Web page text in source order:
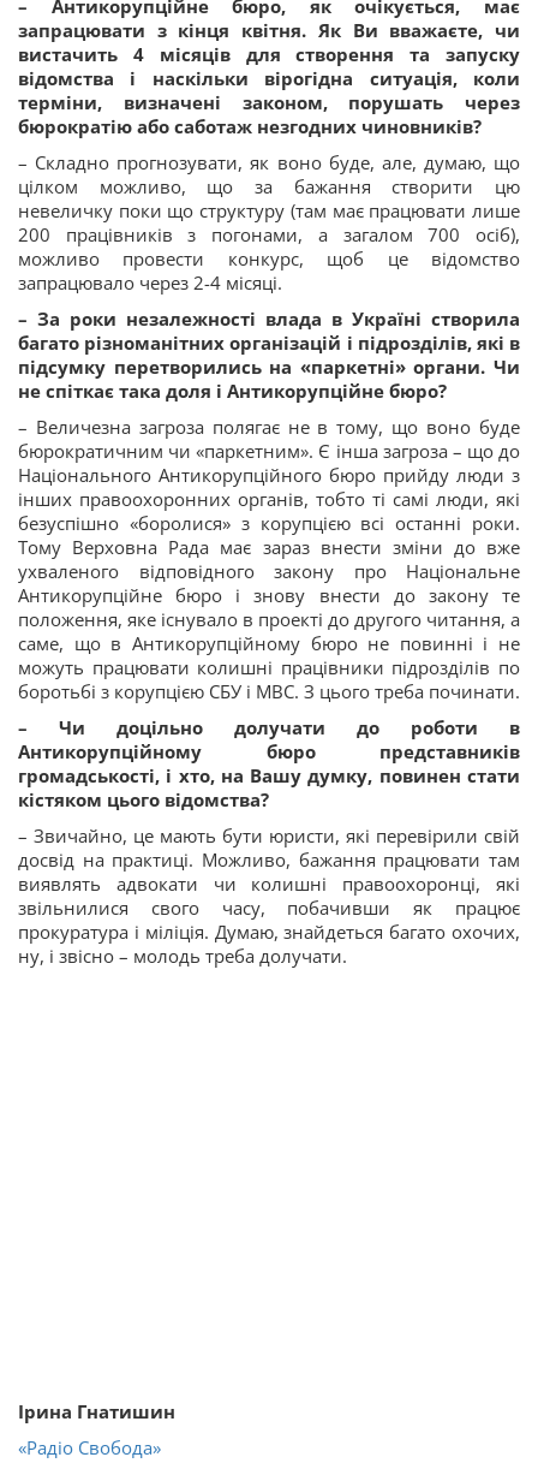
– Антикорупційне бюро, як очікується, має
запрацювати з кінця квітня. Як Ви вважаєте, чи
вистачить 4 місяців для створення та запуску
відомства і наскільки вірогідна ситуація, коли
терміни, визначені законом, порушать через
бюрократію або саботаж незгодних чиновників?
– Складно прогнозувати, як воно буде, але, думаю, що
цілком можливо, що за бажання створити цю
невеличку поки що структуру (там має працювати лише
200 працівників з погонами, а загалом 700 осіб),
можливо провести конкурс, щоб це відомство
запрацювало через 2-4 місяці.
– За роки незалежності влада в Україні створила
багато різноманітних організацій і підрозділів, які в
підсумку перетворились на «паркетні» органи. Чи
не спіткає така доля і Антикорупційне бюро?
– Величезна загроза полягає не в тому, що воно буде
бюрократичним чи «паркетним». Є інша загроза – що до
Національного Антикорупційного бюро прийду люди з
інших правоохоронних органів, тобто ті самі люди, які
безуспішно «боролися» з корупцією всі останні роки.
Тому Верховна Рада має зараз внести зміни до вже
ухваленого відповідного закону про Національне
Антикорупційне бюро і знову внести до закону те
положення, яке існувало в проекті до другого читання, а
саме, що в Антикорупційному бюро не повинні і не
можуть працювати колишні працівники підрозділів по
боротьбі з корупцією СБУ і МВС. З цього треба починати.
– Чи доцільно долучати до роботи в
Антикорупційному бюро представників
громадськості, і хто, на Вашу думку, повинен стати
кістяком цього відомства?
– Звичайно, це мають бути юристи, які перевірили свій
досвід на практиці. Можливо, бажання працювати там
виявлять адвокати чи колишні правоохоронці, які
звільнилися свого часу, побачивши як працює
прокуратура і міліція. Думаю, знайдеться багато охочих,
ну, і звісно – молодь треба долучати.
Ірина Гнатишин
«Радіо Свобода»